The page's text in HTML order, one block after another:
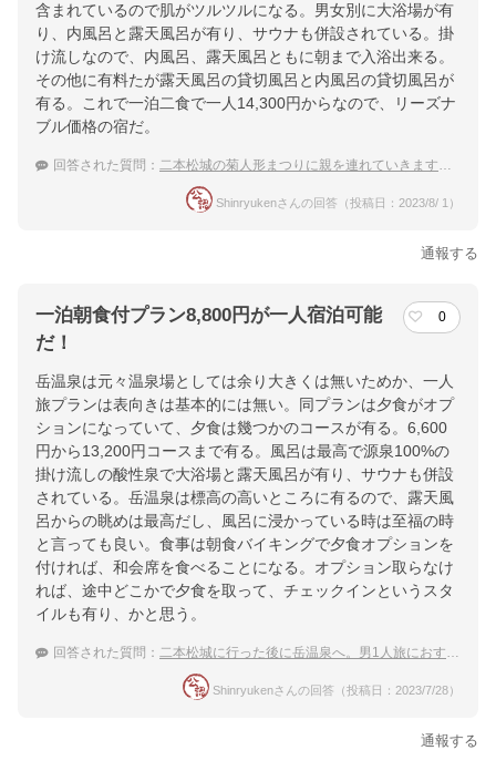
含まれているので肌がツルツルになる。男女別に大浴場が有
り、内風呂と露天風呂が有り、サウナも併設されている。掛
け流しなので、内風呂、露天風呂ともに朝まで入浴出来る。
その他に有料たが露天風呂の貸切風呂と内風呂の貸切風呂が
有る。これで一泊二食で一人14,300円からなので、リーズナ
ブル価格の宿だ。
回答された質問： 二本松城の菊人形まつりに親を連れていきます。その日は温泉に泊まりたい
Shinryukenさんの回答（投稿日：2023/8/ 1）
通報する
一泊朝食付プラン8,800円が一人宿泊可能
だ！
0
岳温泉は元々温泉場としては余り大きくは無いためか、一人
旅プランは表向きは基本的には無い。同プランは夕食がオプ
ションになっていて、夕食は幾つかのコースが有る。6,600
円から13,200円コースまで有る。風呂は最高で源泉100%の
掛け流しの酸性泉で大浴場と露天風呂が有り、サウナも併設
されている。岳温泉は標高の高いところに有るので、露天風
呂からの眺めは最高だし、風呂に浸かっている時は至福の時
と言っても良い。食事は朝食バイキングで夕食オプションを
付ければ、和会席を食べることになる。オプション取らなけ
れば、途中どこかで夕食を取って、チェックインというスタ
イルも有り、かと思う。
回答された質問： 二本松城に行った後に岳温泉へ。男1人旅におすすめな宿は？
Shinryukenさんの回答（投稿日：2023/7/28）
通報する